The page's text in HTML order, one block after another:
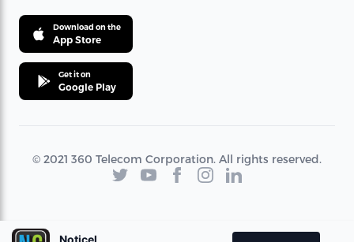
Download on the
App Store
Get it on
Google Play
© 2021 360 Telecom Corporation. All rights reserved.
Noticel